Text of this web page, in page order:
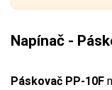
Napínač -
Páskovač PP-10F